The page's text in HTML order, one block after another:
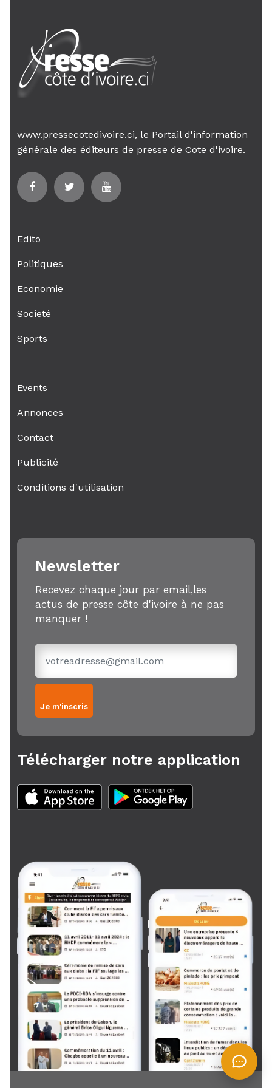
www.pressecotedivoire.ci, le Portail d'information
générale des éditeurs de presse de Cote d'ivoire.
Edito
Politiques
Economie
Societé
Sports
Events
Annonces
Contact
Publicité
Conditions d'utilisation
Newsletter
Recevez chaque jour par email,les
actus de presse côte d'ivoire à ne pas
manquer !
Je m'inscris
Télécharger notre application